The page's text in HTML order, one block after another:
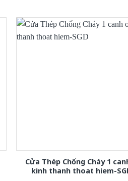
Cửa Thép Chống Cháy 1
kinh thanh thoat hiem-